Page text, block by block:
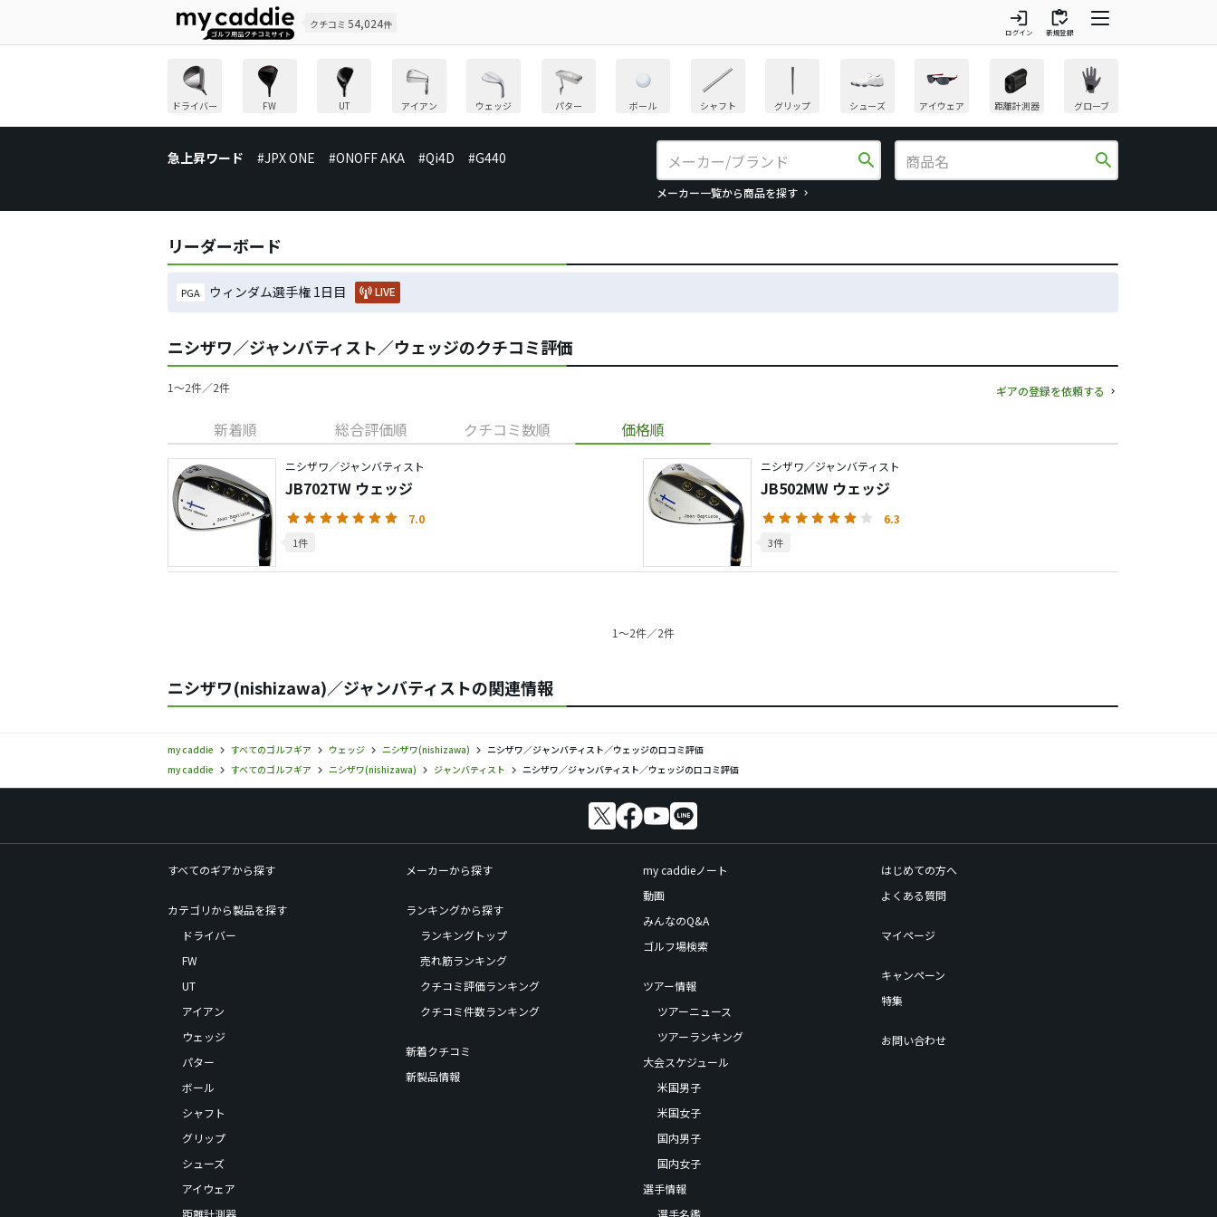
クチコミ 54,024件 login
ログイン
inventory
新規登録
ドライバー FW UT アイアン ウェッジ パター ボール シャフト グリップ シューズ アイウェア 距離計測器 グローブ
急上昇ワード #JPX ONE #ONOFF AKA #Qi4D #G440 search
メーカー一覧から商品を探す
search
リーダーボード
PGA ウィンダム選手権 1日目 LIVE
ニシザワ／ジャンバティスト／ウェッジのクチコミ評価
1〜2件／2件 ギアの登録を依頼する
新着順 総合評価順 クチコミ数順 価格順
ニシザワ／ジャンバティスト
JB702TW ウェッジ
7.0
1件
ニシザワ／ジャンバティスト
JB502MW ウェッジ
6.3
3件
1〜2件／2件
ニシザワ(nishizawa)／ジャンバティストの関連情報
my caddie すべてのゴルフギア ウェッジ ニシザワ(nishizawa)
ニシザワ／ジャンバティスト／ウェッジの口コミ評価
my caddie
すべてのゴルフギア ニシザワ(nishizawa) ジャンバティスト ニシザワ／ジャンバティスト／ウェッジの口コミ評価
すべてのギアから探す
カテゴリから製品を探す
ドライバー
FW
UT
アイアン
ウェッジ
パター
ボール
シャフト
グリップ
シューズ
アイウェア
距離計測器
メーカーから探す
ランキングから探す
ランキングトップ
売れ筋ランキング
クチコミ評価ランキング
クチコミ件数ランキング
新着クチコミ
新製品情報
my caddieノート
動画
みんなのQ&A
ゴルフ場検索
ツアー情報
ツアーニュース
ツアーランキング
大会スケジュール
米国男子
米国女子
国内男子
国内女子
選手情報
選手名鑑
はじめての方へ
よくある質問
マイページ
キャンペーン
特集
お問い合わせ